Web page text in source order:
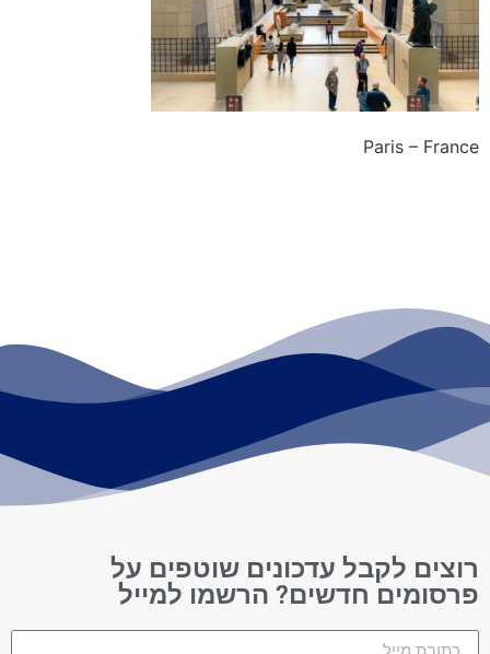
Paris – France
רוצים לקבל עדכונים שוטפים על
פרסומים חדשים? הרשמו למייל